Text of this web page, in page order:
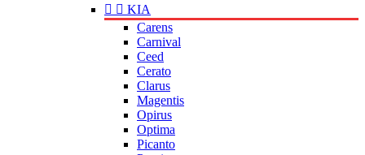
  KIA
Carens
Carnival
Ceed
Cerato
Clarus
Magentis
Opirus
Optima
Picanto